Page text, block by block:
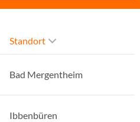
Standort
Bad Mergentheim
Ibbenbüren